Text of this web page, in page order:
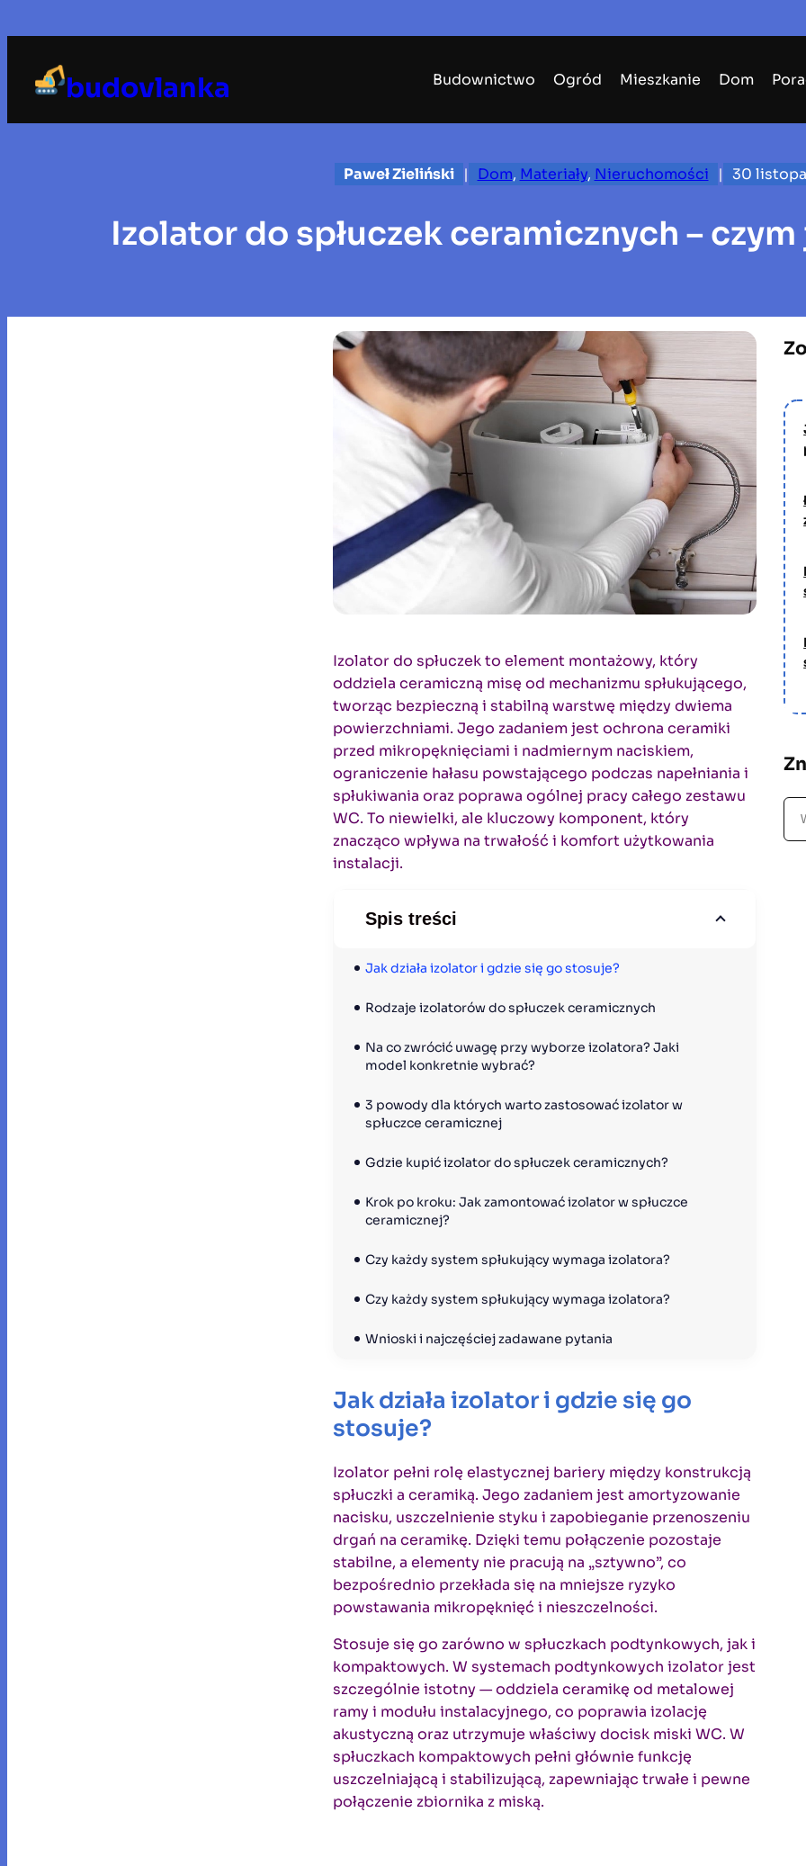
do
budovlanka Budownictwo Ogród Mieszkanie Dom
Paweł Zieliński | Dom, Materiały, Nieruchomości | 30
Izolator do spłuczek ceramicznych –
Izolator do spłuczek to element montażowy, który
oddziela ceramiczną misę od mechanizmu spłukującego,
tworząc bezpieczną i stabilną warstwę między dwiema
powierzchniami. Jego zadaniem jest ochrona ceramiki
przed mikropęknięciami i nadmiernym naciskiem,
ograniczenie hałasu powstającego podczas napełniania i
spłukiwania oraz poprawa ogólnej pracy całego zestawu
WC. To niewielki, ale kluczowy komponent, który
znacząco wpływa na trwałość i komfort użytkowania
instalacji.
Spis treści
Jak działa izolator i gdzie się go stosuje?
Rodzaje izolatorów do spłuczek ceramicznych
Na co zwrócić uwagę przy wyborze izolatora? Jaki
model konkretnie wybrać?
3 powody dla których warto zastosować izolator w
spłuczce ceramicznej
Gdzie kupić izolator do spłuczek ceramicznych?
Krok po kroku: Jak zamontować izolator w spłuczce
ceramicznej?
Czy każdy system spłukujący wymaga izolatora?
Czy każdy system spłukujący wymaga izolatora?
Wnioski i najczęściej zadawane pytania
Jak działa izolator i gdzie się go
stosuje?
Izolator pełni rolę elastycznej bariery między konstrukcją
spłuczki a ceramiką. Jego zadaniem jest amortyzowanie
nacisku, uszczelnienie styku i zapobieganie przenoszeniu
drgań na ceramikę. Dzięki temu połączenie pozostaje
stabilne, a elementy nie pracują na „sztywno”, co
bezpośrednio przekłada się na mniejsze ryzyko
powstawania mikropęknięć i nieszczelności.
Stosuje się go zarówno w spłuczkach podtynkowych, jak i
kompaktowych. W systemach podtynkowych izolator jest
szczególnie istotny — oddziela ceramikę od metalowej
ramy i modułu instalacyjnego, co poprawia izolację
akustyczną oraz utrzymuje właściwy docisk miski WC. W
spłuczkach kompaktowych pełni głównie funkcję
uszczelniającą i stabilizującą, zapewniając trwałe i pewne
połączenie zbiornika z miską.
S